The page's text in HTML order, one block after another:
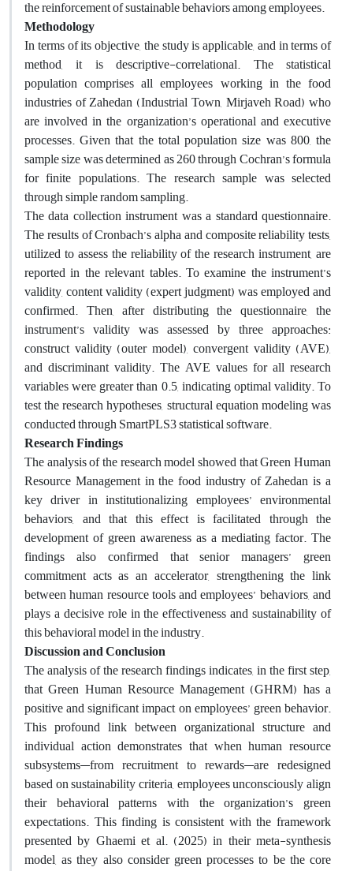
the reinforcement of sustainable behaviors among employees.
Methodology
In terms of its objective, the study is applicable, and in terms of
method, it is descriptive-correlational. The statistical
population comprises all employees working in the food
industries of Zahedan (Industrial Town, Mirjaveh Road) who
are involved in the organization’s operational and executive
processes. Given that the total population size was 800, the
sample size was determined as 260 through Cochran’s formula
for finite populations. The research sample was selected
through simple random sampling.
The data collection instrument was a standard questionnaire.
The results of Cronbach’s alpha and composite reliability tests,
utilized to assess the reliability of the research instrument, are
reported in the relevant tables. To examine the instrument’s
validity, content validity (expert judgment) was employed and
confirmed. Then, after distributing the questionnaire, the
instrument’s validity was assessed by three approaches:
construct validity (outer model), convergent validity (AVE),
and discriminant validity. The AVE values for all research
variables were greater than 0.5, indicating optimal validity. To
test the research hypotheses, structural equation modeling was
conducted through SmartPLS3 statistical software.
Research Findings
The analysis of the research model showed that Green Human
Resource Management in the food industry of Zahedan is a
key driver in institutionalizing employees’ environmental
behaviors, and that this effect is facilitated through the
development of green awareness as a mediating factor. The
findings also confirmed that senior managers’ green
commitment acts as an accelerator, strengthening the link
between human resource tools and employees’ behaviors, and
plays a decisive role in the effectiveness and sustainability of
this behavioral model in the industry.
Discussion and Conclusion
The analysis of the research findings indicates, in the first step,
that Green Human Resource Management (GHRM) has a
positive and significant impact on employees’ green behavior.
This profound link between organizational structure and
individual action demonstrates that when human resource
subsystems—from recruitment to rewards—are redesigned
based on sustainability criteria, employees unconsciously align
their behavioral patterns with the organization’s green
expectations. This finding is consistent with the framework
presented by Ghaemi et al. (2025) in their meta-synthesis
model, as they also consider green processes to be the core